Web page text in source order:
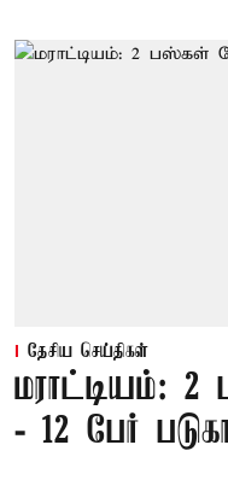
தேசிய செய்திகள்
மராட்டியம்: 2
- 12 பேர்